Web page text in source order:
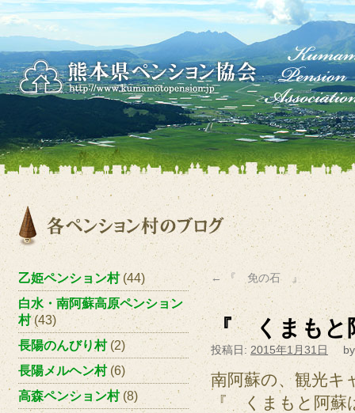
← 『 免の石 』
『 くまもと
投稿日: 2015年1月31日 by
南阿蘇の、観光キ
『 くまもと阿
乙姫ペンション村(44)
白水・南阿蘇高原ペンション
村(43)
長陽のんびり村(2)
長陽メルヘン村(6)
高森ペンション村(8)